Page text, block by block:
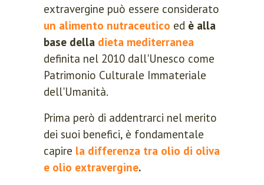
extravergine può essere considerato
un alimento nutraceutico ed è alla
base della dieta mediterranea
definita nel 2010 dall'Unesco come
Patrimonio Culturale Immateriale
dell'Umanità.
Prima però di addentrarci nel merito
dei suoi benefici, è fondamentale
capire la differenza tra olio di oliva
e olio extravergine.